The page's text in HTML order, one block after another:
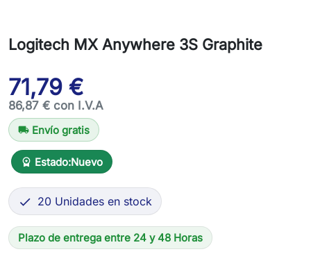
Logitech MX Anywhere 3S Graphite
71,79 €
86,87 € con I.V.A
local_shipping Envío gratis
workspace_premium Estado:Nuevo
 20 Unidades en stock
Plazo de entrega entre 24 y 48 Horas